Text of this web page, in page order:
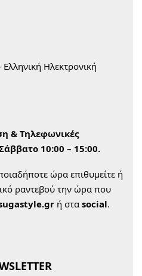
Ηλεκτρονική
& Τηλεφωνικές
10:00 – 15:00.
ώρα επιθυμείτε ή
ραντεβού την ώρα που
ή στα social.